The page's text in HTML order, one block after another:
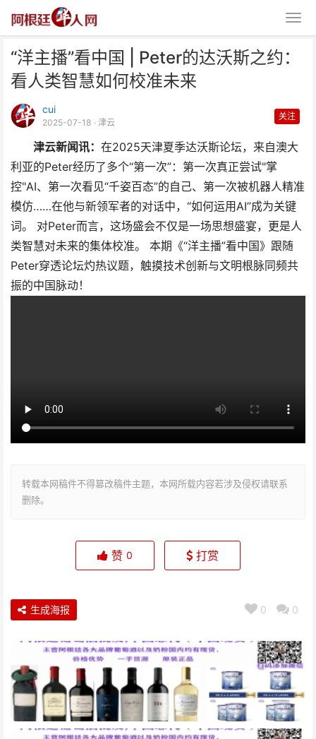
“洋主播”看中国 | Peter的达沃斯之约：
看人类智慧如何校准未来
cui
2025-07-18 · 津云
关注
津云新闻讯： 在2025天津夏季达沃斯论坛，来自澳大
利亚的Peter经历了多个“第一次”：第一次真正尝试"掌
控"AI、第一次看见“千姿百态”的自己、第一次被机器人精准
模仿……在他与新领军者的对话中，“如何运用AI”成为关键
词。 对Peter而言，这场盛会不仅是一场思想盛宴，更是人
类智慧对未来的集体校准。 本期《“洋主播”看中国》跟随
Peter穿透论坛灼热议题，触摸技术创新与文明根脉同频共
振的中国脉动！
转载本网稿件不得篡改稿件主题，本网所载内容若涉及侵权请联系
删除。
“洋主播”看中国 | Peter的达沃斯
之约：看人类
赞 0 打赏
0 0
生成海报